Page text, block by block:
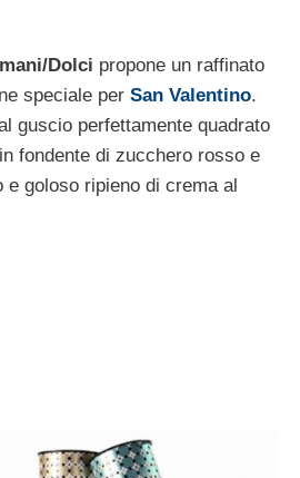
Dolci propone un raffinato
speciale per San Valentino.
guscio perfettamente quadrato
fondente di zucchero rosso e
e goloso ripieno di crema al